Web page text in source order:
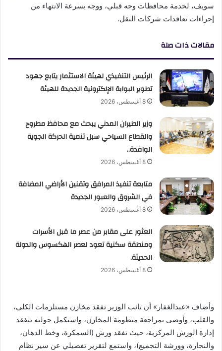
سويف، لخدمة محافظات وجه قبلي، ووجه بسرعة الانتهاء من
إجراءات تعاقدات شركات النقل.
مقالات ذات صلة
الرئيس التنفيذي لهيئة الاستثمار يتابع جهود
تطوير البوابة الإلكترونية الجديدة للهيئة
8 أغسطس، 2026
وزير الطيران المدني يبحث مع محافظ مطروح
والقطاع السياحي سبل تنمية الحركة الجوية
الوافدة..
8 أغسطس، 2026
متابعة تنفيذ المرافق وتقنين الأراضي المضافة
في الشروق والعبور الجديدة
8 أغسطس، 2026
العثور على مقابر من عصر ما قبل الأسرات
ومنطقة سكنية تعود لعصر الهكسوس والدولة
الحديثة.
8 أغسطس، 2026
وأضاف «عبدالغفار» أن نائب الوزير تفقد مخازن مستلزمات الكلى،
والقلب، وأوصى بمراجعة منظومة المخازن، واستكمل جولته بتفقد
إدارة الورش المركزية، حيث تفقد ورش (السمكرة، وخط الدهان،
والنجارة، وورشة التجميع)، واستمع لتقرير تفصيلي عن سير نظام